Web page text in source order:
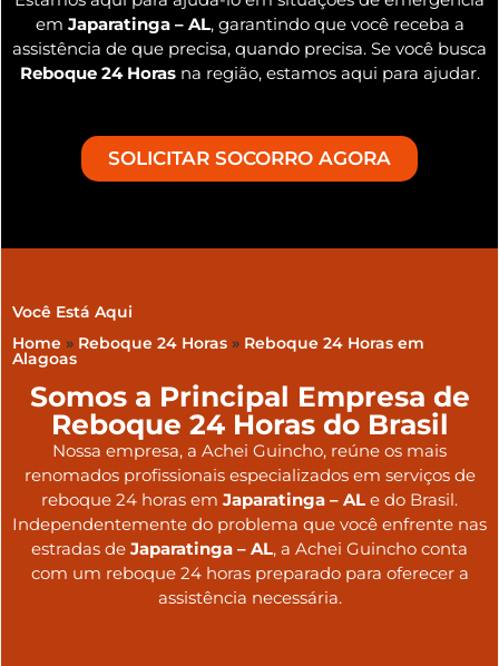
em Japaratinga – AL, garantindo que você receba a
assistência de que precisa, quando precisa. Se você busca
Reboque 24 Horasna região, estamos aqui para ajudar.
SOLICITAR SOCORRO AGORA
Você Está Aqui
Home » Reboque 24 Horas » Reboque 24 Horas em
Alagoas
Somos a Principal Empresa de
Reboque 24 Horas do Brasil
Nossa empresa, a Achei Guincho, reúne os mais
renomados profissionais especializados em serviços de
reboque 24 horas em Japaratinga – AL e do Brasil.
Independentemente do problema que você enfrente nas
estradas de Japaratinga – AL, a Achei Guincho conta
com um reboque 24 horas preparado para oferecer a
assistência necessária.